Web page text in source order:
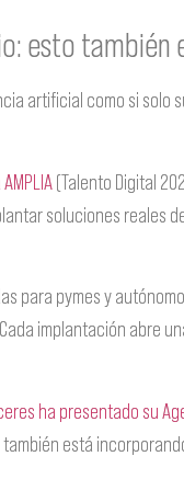
esto también
artificial como si solo
(Talento Digital
soluciones reales
para pymes y
implantación abre
ha presentado su
está